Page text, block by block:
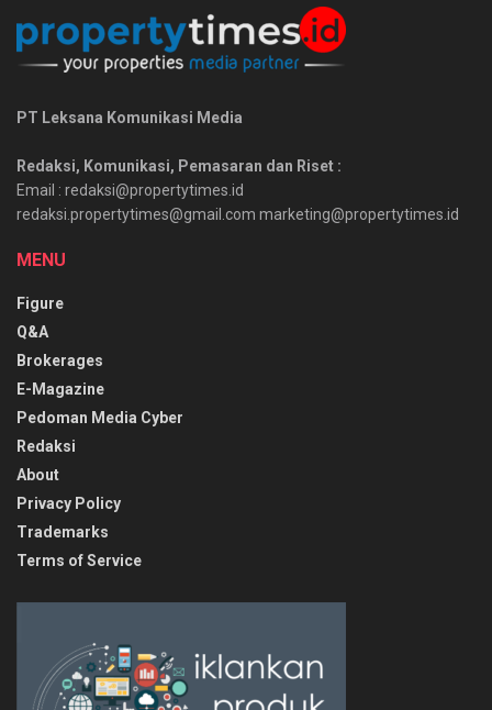
PT Leksana Komunikasi Media
Redaksi, Komunikasi, Pemasaran dan Riset :
Email : redaksi@propertytimes.id
redaksi.propertytimes@gmail.com marketing@propertytimes.id
MENU
Figure
Q&A
Brokerages
E-Magazine
Pedoman Media Cyber
Redaksi
About
Privacy Policy
Trademarks
Terms of Service